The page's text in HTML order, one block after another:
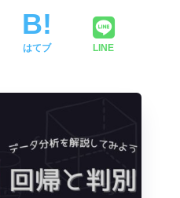
はてブ LINE